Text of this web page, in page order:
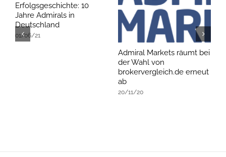
Erfolgsgeschichte: 10
Jahre Admirals in
Deutschland
01/06/21
Admiral Markets räumt bei
der Wahl von
brokervergleich.de erneut
ab
20/11/20